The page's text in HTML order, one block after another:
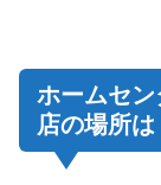
ホームセ
店の場所は